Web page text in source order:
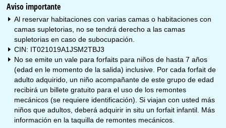
Aviso importante
Al reservar habitaciones con varias camas o habitaciones con
camas supletorias, no se tendrá derecho a las camas
supletorias en caso de subocupación.
CIN: IT021019A1JSM2TBJ3
No se emite un vale para forfaits para niños de hasta 7 años
(edad en le momento de la salida) inclusive. Por cada forfait de
adulto adquirido, un niño acompañante de este grupo de edad
recibirá un billete gratuito para el uso de los remontes
mecánicos (se requiere identificación). Si viajan con usted más
niños que adultos, deberá adquirir in situ un forfait infantil. Más
información en la taquilla de remontes mecánicos.